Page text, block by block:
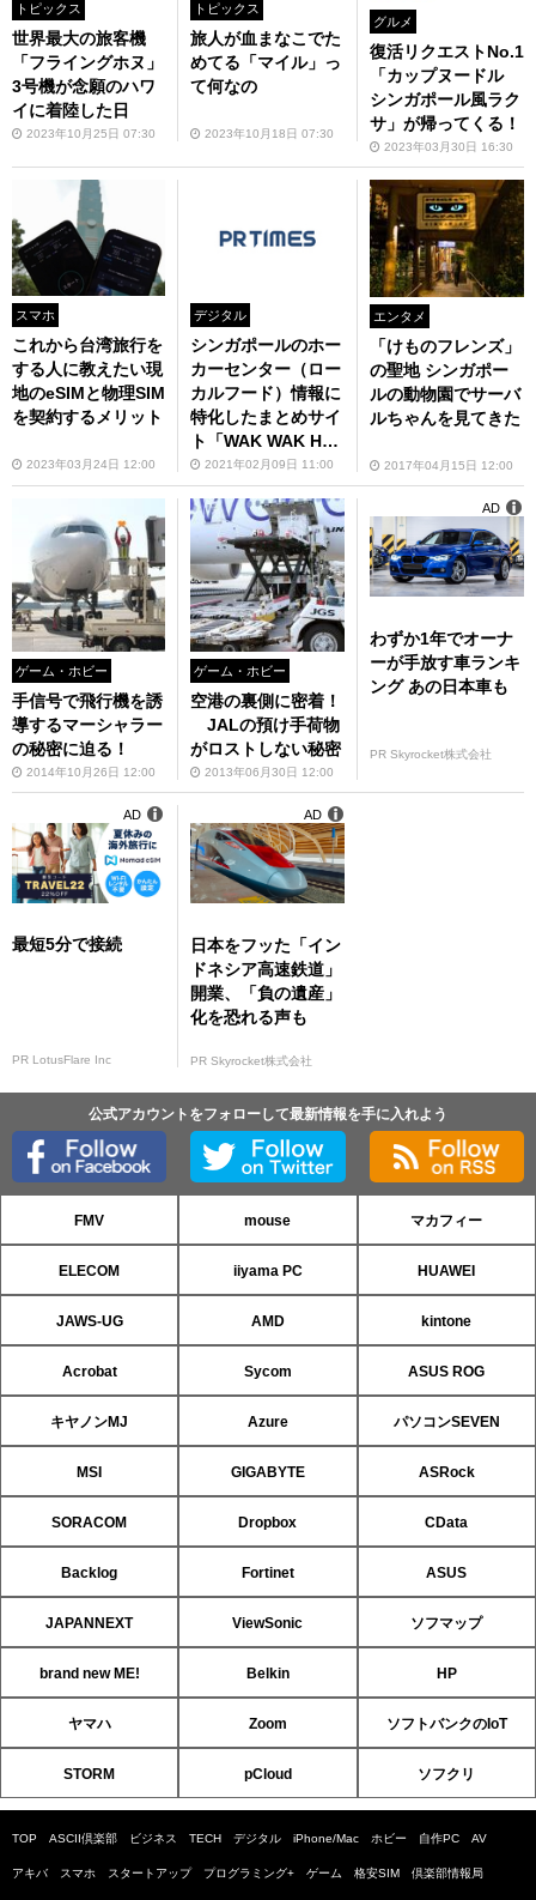
トピックス
世界最大の旅客機
「フライングホヌ」
3号機が念願のハワ
イに着陸した日
2023年10月25日 07:30
トピックス
旅人が血まなこでた
めてる「マイル」っ
て何なの
2023年10月18日 07:30
グルメ
復活リクエストNo.1
「カップヌードル
シンガポール風ラク
サ」が帰ってくる！
2023年03月30日 16:30
スマホ
これから台湾旅行を
する人に教えたい現
地のeSIMと物理SIM
を契約するメリット
2023年03月24日 12:00
デジタル
シンガポールのホー
カーセンター（ロー
カルフード）情報に
特化したまとめサイ
ト「WAK WAK HA
WKER」をFUTURE
K SGが発表
2021年02月09日 11:00
エンタメ
「けものフレンズ」
の聖地 シンガポー
ルの動物園でサーバ
ルちゃんを見てきた
2017年04月15日 12:00
ゲーム・ホビー
手信号で飛行機を誘
導するマーシャラー
の秘密に迫る！
2014年10月26日 12:00
ゲーム・ホビー
空港の裏側に密着！
JALの預け手荷物
がロストしない秘密
2013年06月30日 12:00
わずか1年でオーナ
ーが手放す車ランキ
ング あの日本車も
PR Skyrocket株式会社
AD
最短5分で接続
PR LotusFlare Inc
AD
日本をフッた「イン
ドネシア高速鉄道」
開業、「負の遺産」
化を恐れる声も
PR Skyrocket株式会社
AD
公式アカウントをフォローして最新情報を手に入れよう
FMV mouse マカフィー
ELECOM iiyama PC HUAWEI
JAWS-UG AMD kintone
Acrobat Sycom ASUS ROG
キヤノンMJ Azure パソコンSEVEN
MSI GIGABYTE ASRock
SORACOM Dropbox CData
Backlog Fortinet ASUS
JAPANNEXT ViewSonic ソフマップ
brand new ME! Belkin HP
ヤマハ Zoom ソフトバンクのIoT
STORM pCloud ソフクリ
TOP ASCII倶楽部 ビジネス TECH デジタル iPhone/Mac ホビー 自作PC AV
アキバ スマホ スタートアップ プログラミング+ ゲーム 格安SIM 倶楽部情報局